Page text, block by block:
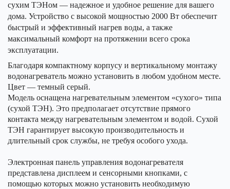
сухим ТЭНом — надежное и удобное решение для вашего
дома. Устройство с высокой мощностью 2000 Вт обеспечит
быстрый и эффективный нагрев воды, а также
максимальный комфорт на протяжении всего срока
эксплуатации.
Благодаря компактному корпусу и вертикальному монтажу
водонагреватель можно установить в любом удобном месте.
Цвет — темный серый.
Модель оснащена нагревательным элементом «сухого» типа
(сухой ТЭН). Это предполагает отсутствие прямого
контакта между нагревательным элементом и водой. Сухой
ТЭН гарантирует высокую производительность и
длительный срок службы, не требуя особого ухода.
Электронная панель управления водонагревателя
представлена дисплеем и сенсорными кнопками, с
помощью которых можно установить необходимую